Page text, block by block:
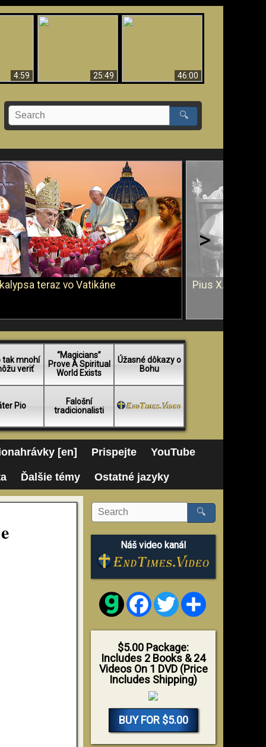
4:59
25:49 46:00
🔍
teraz vo Vatikáne Pius X. vs. Ján
>
tak mnohí
veriť
“Magicians”
Prove A Spiritual
World Exists
Úžasné dôkazy o
Bohu
Pio
Falošní
tradicionalisti
[en] Prispejte YouTube
Ďalšie témy Ostatné jazyky
🔍
Náš video kanál
FacebookTwitter
$5.00 Package:
Includes 2 Books & 24
Videos On 1 DVD (Price
Includes Shipping)
BUY FOR $5.00